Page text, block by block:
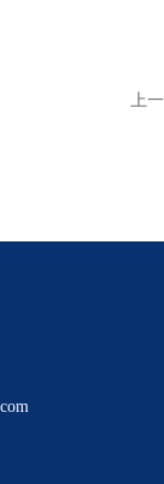
上